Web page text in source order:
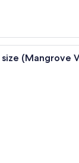
size (Mangrove